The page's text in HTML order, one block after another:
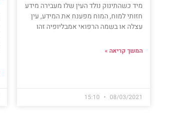
מיד כשהתינוק נולד העין שלו מעבירה מידע
חזותי למוח, המוח מפענח את המידע, עין
עצלה או בשמה הרפואי אמבליופיה זהו
המשך קריאה »
08/03/2021